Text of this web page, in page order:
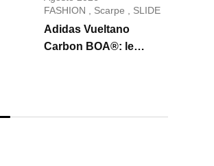
conquista il 2026
FASHION
Scarpe SLIDE
Adidas Vueltano
Carbon BOA®: le
precisione